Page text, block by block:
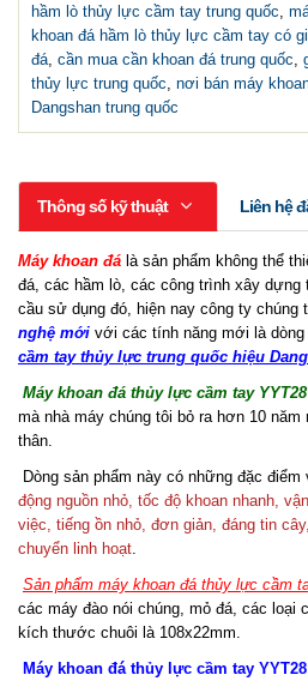
hầm lò thủy lực cầm tay trung quốc
khoan đá hầm lò thủy lực cầm tay có
đá cần mua cần khoan đá trung quốc
thủy lực trung quốc nơi bán máy
Dangshan trung quốc
Thông số kỹ thuật Liên hệ
Máy khoan đá là sản phẩm không thể
đá, các hầm lò, các công trình xây
cầu sử dụng đó, hiện nay công ty chúng
nghệ mới với các tính năng mới là dòng
cầm tay thủy lực trung quốc hiệu
Máy khoan đá thủy lực cầm tay YYT28
mà nhà máy chúng tôi bỏ ra hơn 10
thân.
Dòng sản phẩm này có những đặc
động nguồn nhỏ, tốc độ khoan nhanh,
việc, tiếng ồn nhỏ, đơn giản, đáng tin
chuyển linh hoạt
Sản phẩm máy khoan đá thủy lực cầm
các máy đào nói chúng, mỏ đá, các loại
kích thước chuôi là 108x22mm.
Máy khoan đá thủy lực cầm tay YYT28